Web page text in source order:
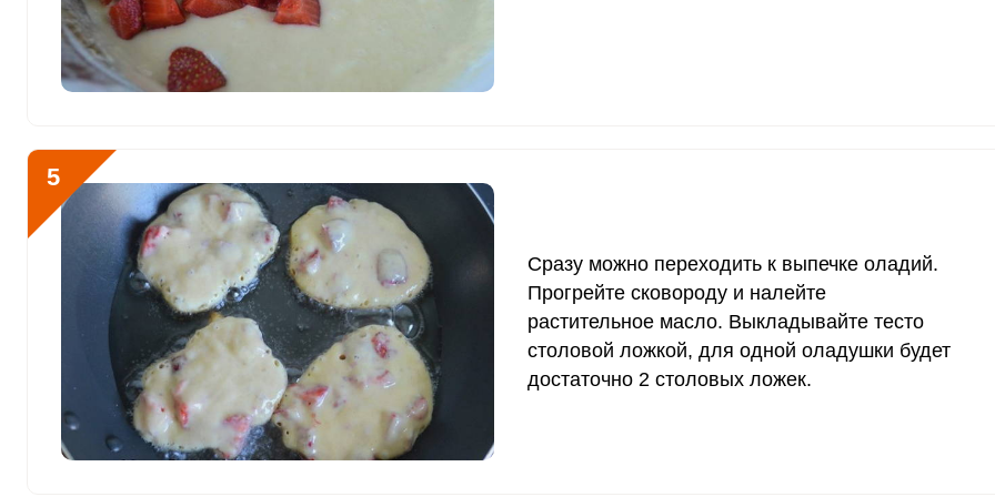
Бор
Ванадий
5
Сразу можно переходить к выпечке оладий.
Прогрейте сковороду и налейте
растительное масло. Выкладывайте тесто
столовой ложкой, для одной оладушки будет
достаточно 2 столовых ложек.